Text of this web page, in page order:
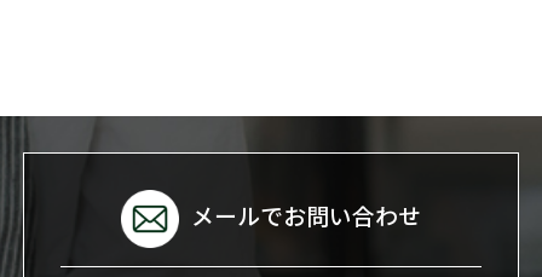
メールでお問い合わせ